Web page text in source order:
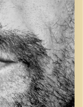
קרדיט תמונות: